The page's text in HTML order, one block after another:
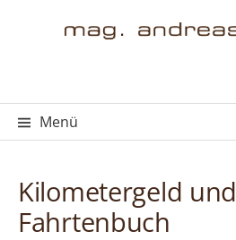
Menü
Kilometergeld und
Fahrtenbuch